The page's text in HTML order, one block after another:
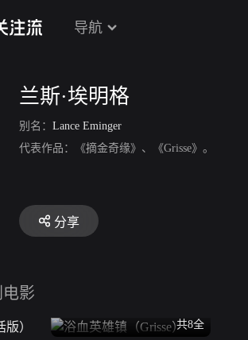
导航
兰斯·埃明格
别名： Lance Eminger
代表作品：《摘金奇缘》、《Grisse》。
分享
电影
共8全